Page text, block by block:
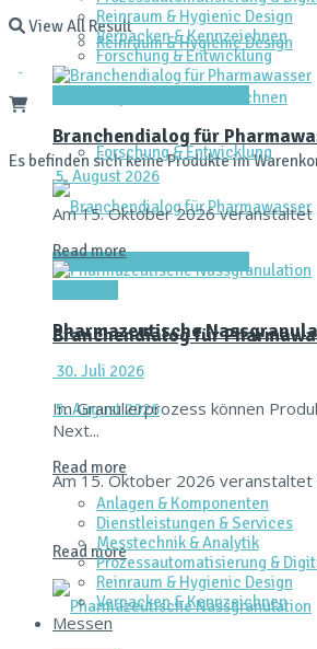
View All Result
Es befinden sich keine Produkte im
Reinraum & Hygienic Design
Verpacken & Kennzeichnen
Forschung & Entwicklung
Dienstleistungen & Services
Branchendialog für
5. August 2026
Am 15. Oktober 2026 veranstaltet
Read more
Reinraum & Hygienic Design
Verpacken & Kennzeichnen
Forschung & Entwicklung
Branchendialog für
5. August 2026
Am 15. Oktober 2026 veranstaltet
Read more
Pharmazeutische
30. Juli 2026
Im Granulierprozess können
Next...
Read more
Anlagen & Komponenten
Dienstleistungen & Services
Messtechnik & Analytik
Prozessautomatisierung &
Reinraum & Hygienic Design
Verpacken & Kennzeichnen
Messen